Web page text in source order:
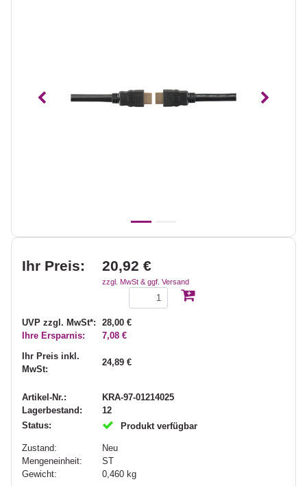
Vorheriges
Ihr Preis: 20,92 €
zzgl. MwSt & ggf. Versand
UVP zzgl. MwSt*:
28,00 €
Ihre Ersparnis:
7,08 €
Ihr Preis inkl.
MwSt:
24,89 €
Artikel-Nr.:
KRA-97-01214025
Lagerbestand:
12
Status:
Produkt verfügbar
Zustand:
Neu
Mengeneinheit:
ST
Gewicht:
0,460kg